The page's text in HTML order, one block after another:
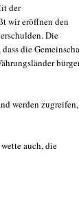
der
wir eröffnen den
Die
die
werden zugreifen,
auch, die